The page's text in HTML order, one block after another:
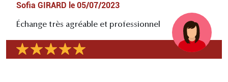
Sofia GIRARD le 05/07/2023
Échange très agréable et professionnel